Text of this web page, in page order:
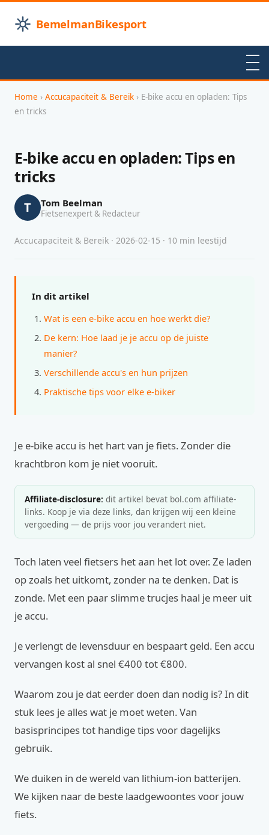
BemelmanBikesport
Home › Accucapaciteit & Bereik › E-bike accu en opladen: Tips
en tricks
E-bike accu en opladen: Tips en
tricks
T Tom Beelman
Fietsenexpert & Redacteur
Accucapaciteit & Bereik · 2026-02-15 · 10 min leestijd
In dit artikel
Wat is een e-bike accu en hoe werkt die?
De kern: Hoe laad je je accu op de juiste
manier?
Verschillende accu's en hun prijzen
Praktische tips voor elke e-biker
Je e-bike accu is het hart van je fiets. Zonder die
krachtbron kom je niet vooruit.
Affiliate-disclosure: dit artikel bevat bol.com affiliate-
links. Koop je via deze links, dan krijgen wij een kleine
vergoeding — de prijs voor jou verandert niet.
Toch laten veel fietsers het aan het lot over. Ze laden
op zoals het uitkomt, zonder na te denken. Dat is
zonde. Met een paar slimme trucjes haal je meer uit
je accu.
Je verlengt de levensduur en bespaart geld. Een accu
vervangen kost al snel €400 tot €800.
Waarom zou je dat eerder doen dan nodig is? In dit
stuk lees je alles wat je moet weten. Van
basisprincipes tot handige tips voor dagelijks
gebruik.
We duiken in de wereld van lithium-ion batterijen.
We kijken naar de beste laadgewoontes voor jouw
fiets.